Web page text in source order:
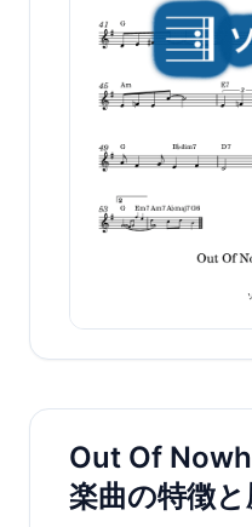
Out Of
楽曲の特徴と